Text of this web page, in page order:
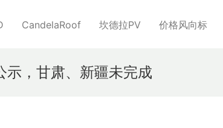
CandelaRoof 坎德拉PV 价格风向标
，甘肃、新疆未完成